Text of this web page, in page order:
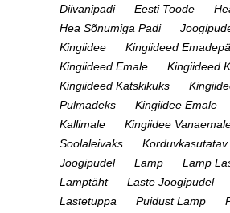
Diivanipadi
Eesti Toode
Hea Sõnumiga Padi
Kingiidee
Kingiideed
Kingiideed Emale
Kingiideed
Kingiideed Katskikuks
Pulmadeks
Kingiidee Emale
Kallimale
Kingiidee
Soolaleivaks
Korduvkasutatav
Joogipudel
Lamp
Lamp
Lamptäht
Laste Joogipudel
Lastetuppa
Puidust Lamp